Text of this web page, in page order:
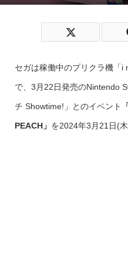
セガは稼働中のプリクラ機「i
で、3月22日発売のNintendo
チ Showtime!」とのイベント
PEACH」 を2024年3月21日(